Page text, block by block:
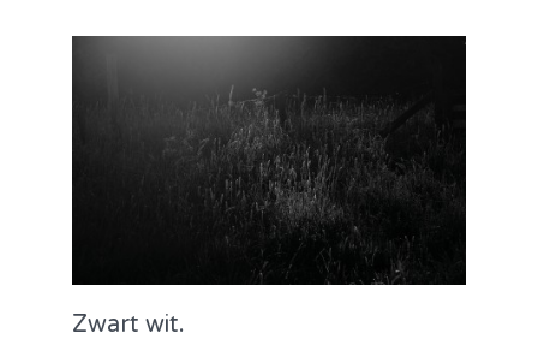
Zwart wit.